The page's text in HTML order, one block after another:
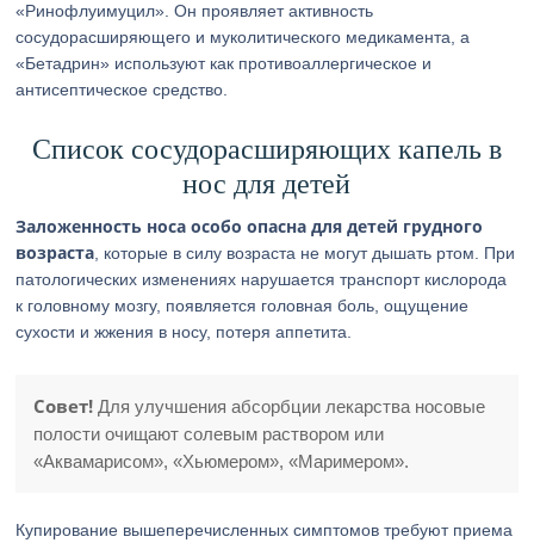
«Ринофлуимуцил». Он проявляет активность
сосудорасширяющего и муколитического медикамента, а
«Бетадрин» используют как противоаллергическое и
антисептическое средство.
Список сосудорасширяющих капель в
нос для детей
Заложенность носа особо опасна для детей грудного
возраста , которые в силу возраста не могут дышать ртом. При
патологических изменениях нарушается транспорт кислорода
к головному мозгу, появляется головная боль, ощущение
сухости и жжения в носу, потеря аппетита.
Совет! Для улучшения абсорбции лекарства носовые
полости очищают солевым раствором или
«Аквамарисом», «Хьюмером», «Маримером».
Купирование вышеперечисленных симптомов требуют приема